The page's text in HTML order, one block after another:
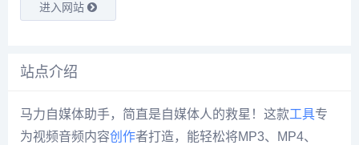
进入网站
站点介绍
马力自媒体助手，简直是自媒体人的救星！这款工具专
为视频音频内容创作者打造，能轻松将MP3、MP4、